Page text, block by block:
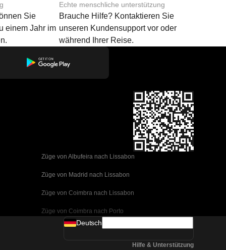
Sie
einem Jahr im
Echte menschliche unterstützung
Brauche Hilfe? Kontaktieren Sie
unseren Kundensupport vor oder
während Ihrer Reise.
Züge von Albufeira nach Lissabon
Züge von Madrid nach Lissabon
Züge von Coimbra nach Lissabon
Züge von Coimbra nach Porto
Züge von Valencia nach Barcelona
Deutsch
Hilfe & Unterstützung